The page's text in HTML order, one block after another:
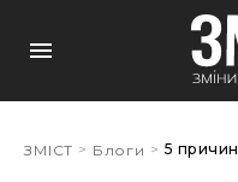
ЗМІСТ > Блоги > 5